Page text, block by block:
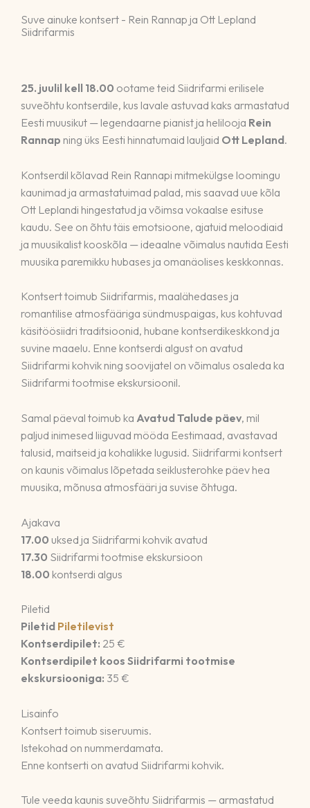
Suve ainuke kontsert - Rein Rannap ja Ott Lepland
Siidrifarmis
25. juulil kell 18.00 ootame teid Siidrifarmi erilisele
suveõhtu kontserdile, kus lavale astuvad kaks armastatud
Eesti muusikut — legendaarne pianist ja helilooja Rein
Rannap ning üks Eesti hinnatumaid lauljaid Ott Lepland.
Kontserdil kõlavad Rein Rannapi mitmekülgse loomingu
kaunimad ja armastatuimad palad, mis saavad uue kõla
Ott Leplandi hingestatud ja võimsa vokaalse esituse
kaudu. See on õhtu täis emotsioone, ajatuid meloodiaid
ja muusikalist kooskõla — ideaalne võimalus nautida Eesti
muusika paremikku hubases ja omanäolises keskkonnas.
Kontsert toimub Siidrifarmis, maalähedases ja
romantilise atmosfääriga sündmuspaigas, kus kohtuvad
käsitöösiidri traditsioonid, hubane kontserdikeskkond ja
suvine maaelu. Enne kontserdi algust on avatud
Siidrifarmi kohvik ning soovijatel on võimalus osaleda ka
Siidrifarmi tootmise ekskursioonil.
Samal päeval toimub ka Avatud Talude päev, mil
paljud inimesed liiguvad mööda Eestimaad, avastavad
talusid, maitseid ja kohalikke lugusid. Siidrifarmi kontsert
on kaunis võimalus lõpetada seiklusterohke päev hea
muusika, mõnusa atmosfääri ja suvise õhtuga.
Ajakava
17.00 uksed ja Siidrifarmi kohvik avatud
17.30 Siidrifarmi tootmise ekskursioon
18.00 kontserdi algus
Piletid
Piletid Piletilevist
Kontserdipilet: 25 €
Kontserdipilet koos Siidrifarmi tootmise
ekskursiooniga: 35 €
Lisainfo
Kontsert toimub siseruumis.
Istekohad on nummerdamata.
Enne kontserti on avatud Siidrifarmi kohvik.
Tule veeda kaunis suveõhtu Siidrifarmis — armastatud